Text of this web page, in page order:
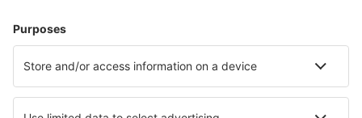
Hoteluri în Westerland
Hoteluri în Potsdam Hoteluri în Aschau im Chiemgau
Hoteluri în Bad Zwischenahn Hoteluri în Koblenz